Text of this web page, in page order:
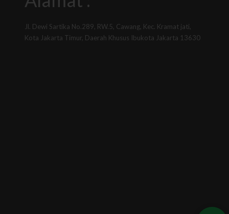
Jl. Dewi Sartika No.289, RW.5, Cawang, Kec. Kramat jati,
Kota Jakarta Timur, Daerah Khusus Ibukota Jakarta 13630